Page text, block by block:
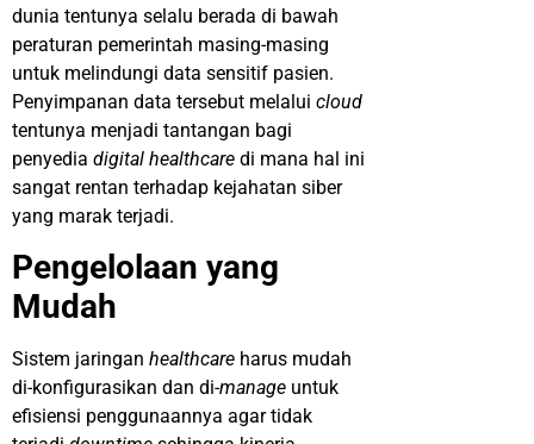
dunia tentunya selalu berada di bawah
peraturan pemerintah masing-masing
untuk melindungi data sensitif pasien.
Penyimpanan data tersebut melalui cloud
tentunya menjadi tantangan bagi
penyedia digital healthcare di mana hal ini
sangat rentan terhadap kejahatan siber
yang marak terjadi.
Pengelolaan yang
Mudah
Sistem jaringan healthcare harus mudah
di-konfigurasikan dan di-manage untuk
efisiensi penggunaannya agar tidak